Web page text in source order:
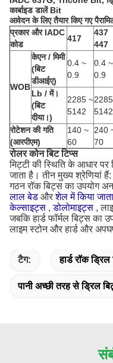
कार्बाइड डालें Bit
आवेदन के लिए तैयार किए गए
प्रकार और IADC
कोड
417
437
447
WOB
केएन / मिमी
(बिट
डीआईए)
0.4 ~
0.9
0.4 ~
0.9
Lb / में।
(बिट
दीया।)
2285 ~
5142
5142
रोटेशन की गति
(आरपीएम)
140 ~
60
240
70
रोलर कोन बिट टिप्स
मिट्टी की स्थिति के आधार पर
जाता है। तीन मुख्य श्रेणियां
गठन रॉक बिट्स का उपयोग
लाल बेड औरशेल में किया
केल्साइट्स ,डोलोमाइट्स ,
जबकि हार्ड फॉर्मल बिट्स का
लाइम स्टोन और हार्ड और
टैग: हार्ड रॉक
पानी अच्छी तरह से ड्रिल